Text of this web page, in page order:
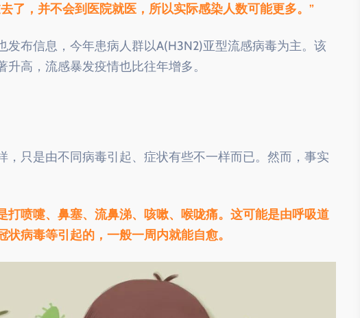
了，并不会到医院就医，所以实际感染人数可能更多。”
发布信息，今年患病人群以A(H3N2)亚型流感病毒为主。该
高，流感暴发疫情也比往年增多。
，只是由不同病毒引起、症状有些不一样而已。然而，事实
打喷嚏、鼻塞、流鼻涕、咳嗽、喉咙痛。这可能是由呼吸道
病毒等引起的，一般一周内就能自愈。